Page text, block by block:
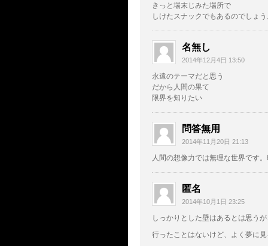
きっと場末じみた場所で
しけたスナックでもあるのでしょ
名無し
2014年12月4日 13:50
永遠のテーマだと思う
だから人間の果て
限界を知りたい
問答無用
2014年11月20日 21:13
人間の想像力では無理な世界です
匿名
2014年10月1日 23:25
しっかりとした壁はあるとは思う
行ったことはないけど、よく夢に